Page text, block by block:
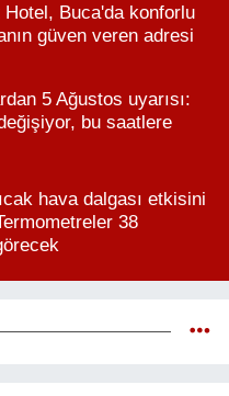
Hotel, Buca'da konforlu
güven veren adresi
5 Ağustos uyarısı:
bu saatlere
hava dalgası etkisini
38